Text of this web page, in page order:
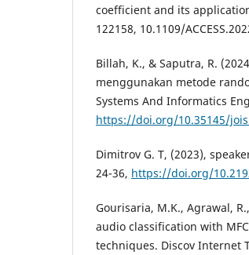
coefficient and its
122158, 10.1109/
Billah, K., & Saputra, R.
menggunakan metode
Systems And Informatics
https://doi.org/10.35145/
Dimitrov G. T, (2023),
24-36, https://doi.org/
Gourisaria, M.K., Agrawal,
audio classification with
techniques. Discov Internet